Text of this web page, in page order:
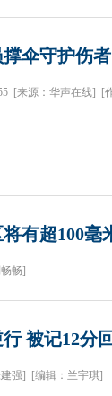
伞守护伤者
[来源：华声在线] [
有超100毫
畅]
被记12分
强] [编辑：兰宇琪]